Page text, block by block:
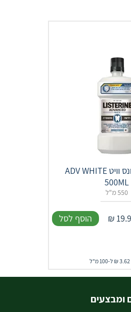
ליסטרין אדוונס וויט ‎ ‎ADV‎ ‎WHITE‎
‎500‎ML
550 מ"ל
₪ הוסף לסל
ומבצעים